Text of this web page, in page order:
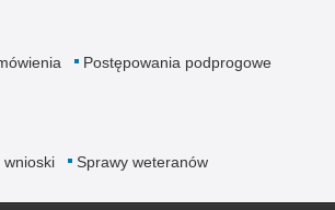
Postępowania podprogowe
wnioski Sprawy weteranów